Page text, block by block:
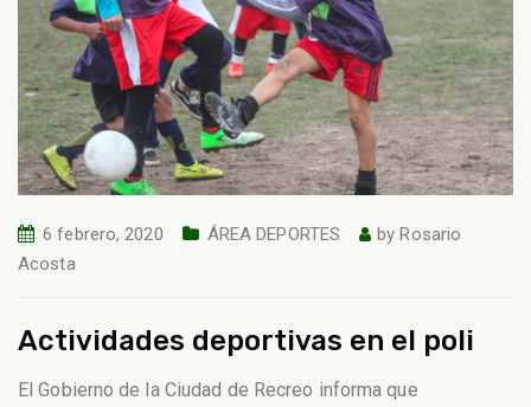
6 febrero, 2020 ÁREA DEPORTES byRosario
Acosta
Actividades deportivas en el poli
El Gobierno de la Ciudad de Recreo informa que